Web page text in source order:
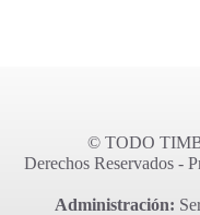
© TODO
Derechos Reservados -
Administración: